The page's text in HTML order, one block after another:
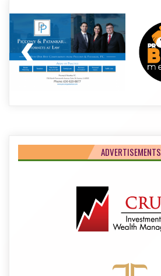
ADVERTISEMENTS